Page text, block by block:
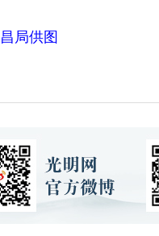
局供图